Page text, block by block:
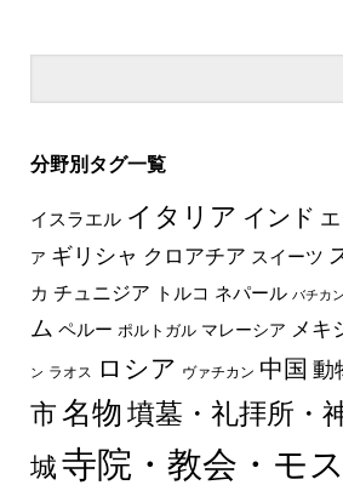
分野別タグ一覧
イスラエル イタリア インド
ア ギリシャ クロアチア スイーツ
カ チュニジア トルコ ネパール バチカン
ム ペルー ポルトガル マレーシア メキ
ン ラオス ロシア ヴァチカン 中国 動
市 名物 墳墓・礼拝所・
城 寺院・教会・モ